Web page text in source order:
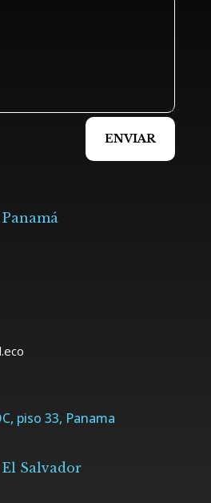
ENVIAR
piso 33, Panama
Salvador